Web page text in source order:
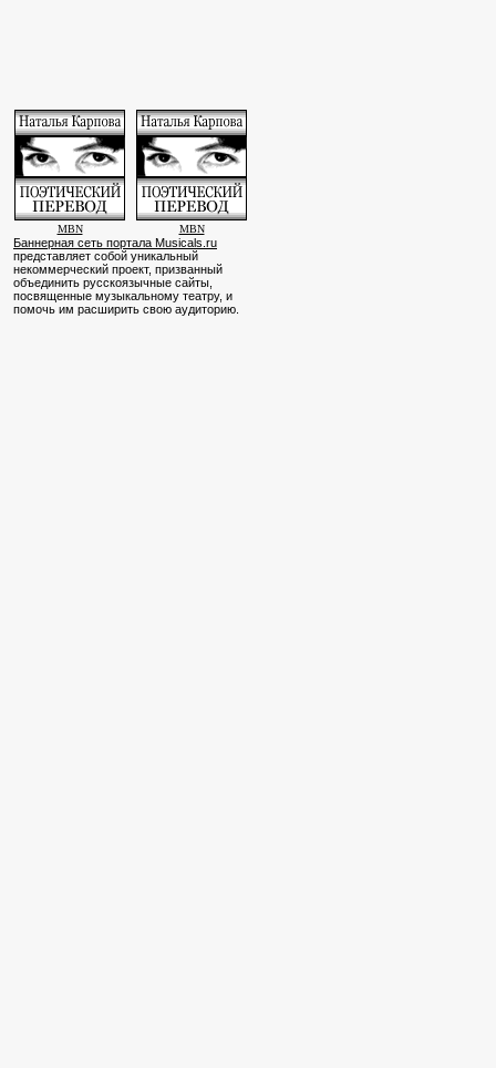
MBN MBN
Баннерная сеть портала Musicals.ru
представляет собой уникальный
некоммерческий проект, призванный
объединить русскоязычные сайты,
посвященные музыкальному театру, и
помочь им расширить свою аудиторию.